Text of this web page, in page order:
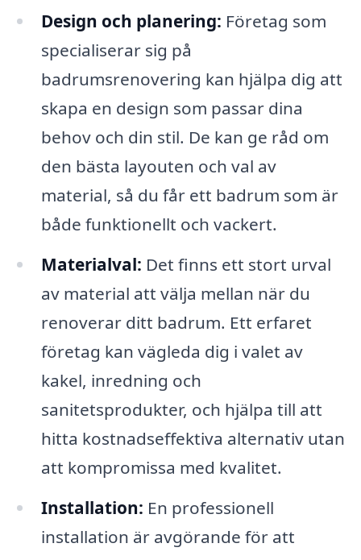
Design och planering: Företag som
specialiserar sig på
badrumsrenovering kan hjälpa dig att
skapa en design som passar dina
behov och din stil. De kan ge råd om
den bästa layouten och val av
material, så du får ett badrum som är
både funktionellt och vackert.
Materialval: Det finns ett stort urval
av material att välja mellan när du
renoverar ditt badrum. Ett erfaret
företag kan vägleda dig i valet av
kakel, inredning och
sanitetsprodukter, och hjälpa till att
hitta kostnadseffektiva alternativ utan
att kompromissa med kvalitet.
Installation: En professionell
installation är avgörande för att